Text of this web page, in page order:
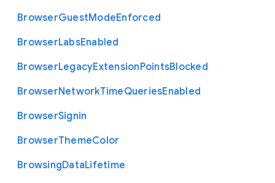
BrowserGuestModeEnforced
BrowserLabsEnabled
BrowserLegacyExtensionPointsBlocked
BrowserNetworkTimeQueriesEnabled
BrowserSignin
BrowserThemeColor
BrowsingDataLifetime